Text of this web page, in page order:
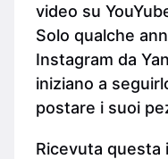
video su
Solo qualche
Instagram da
iniziano a
postare i suoi
Ricevuta questa